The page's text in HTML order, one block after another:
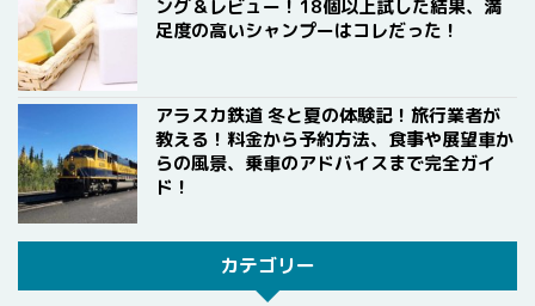
ング＆レビュー！18個以上試した結果、満
足度の高いシャンプーはコレだった！
アラスカ鉄道 冬と夏の体験記！旅行業者が
教える！料金から予約方法、食事や展望車か
らの風景、乗車のアドバイスまで完全ガイ
ド！
カテゴリー